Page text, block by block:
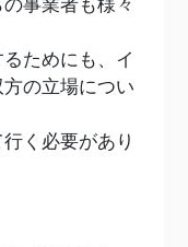
事業者も様々
ためにも、イ
の立場につい
く必要があり